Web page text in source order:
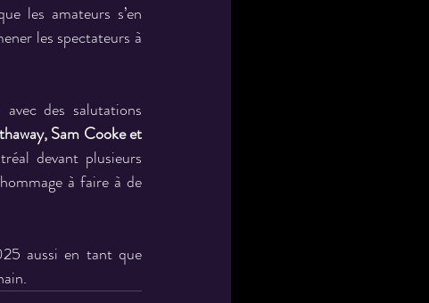
les amateurs s’en
les spectateurs à
des salutations
Sam Cooke et
devant plusieurs
à faire à de
aussi en tant que